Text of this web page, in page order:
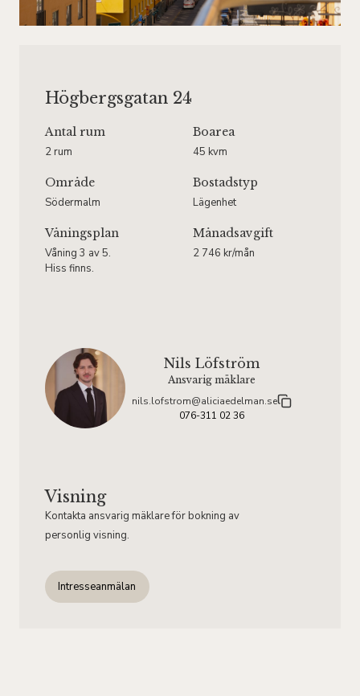
Högbergsgatan 24
Antal rum
2 rum
Boarea
45 kvm
Område
Södermalm
Bostadstyp
Lägenhet
Våningsplan
Våning 3 av 5.
Hiss finns.
Månadsavgift
2 746 kr/mån
Nils Löfström
Ansvarig mäklare
nils.lofstrom@aliciaedelman.se
076-311 02 36
Visning
Kontakta ansvarig mäklare för bokning av
personlig visning.
Intresseanmälan